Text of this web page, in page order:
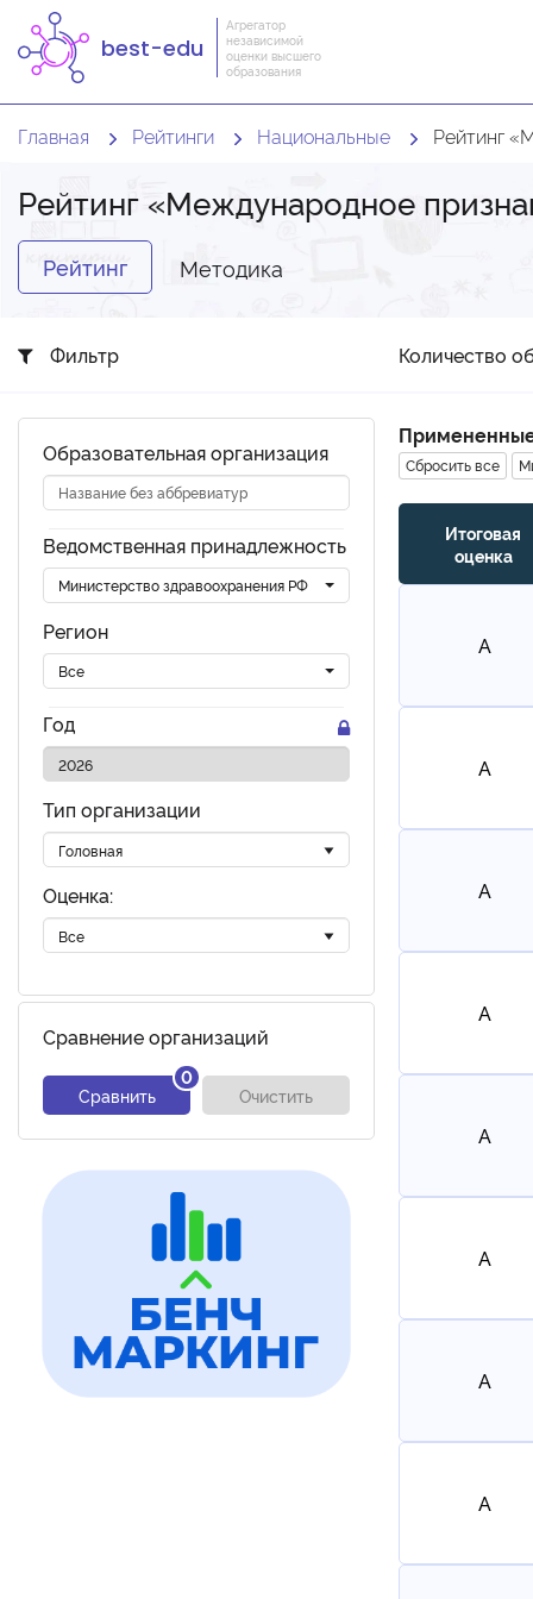
best-edu
Агрегатор
независимой
оценки высшего
образования
Главная Рейтинги Национальные Рейтинг
Рейтинг «Международное
Рейтинг Методика
Фильтр Количество
Образовательная организация
Ведомственная принадлежность
Министерство здравоохранения РФ
Регион
Все
Год
Тип организации
Оценка:
Сравнение организаций
Сравнить
0
Очистить
Сбросить все
Итоговая
оценка
A
A
A
A
A
A
A
A